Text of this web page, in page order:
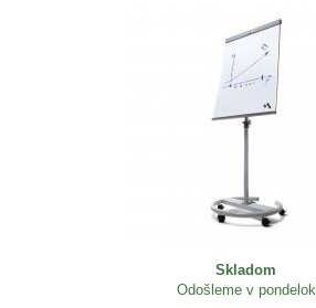
Skladom
Odošleme v pondelok